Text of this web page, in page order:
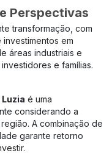
Perspectivas
transformação, com
em
áreas industriais e
e famílias.
é uma
considerando a
A combinação de
garante retorno